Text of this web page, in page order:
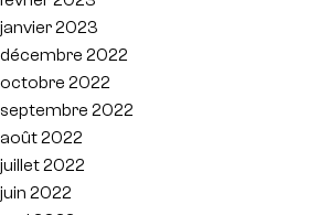
janvier 2023
décembre 2022
octobre 2022
septembre 2022
août 2022
juillet 2022
juin 2022